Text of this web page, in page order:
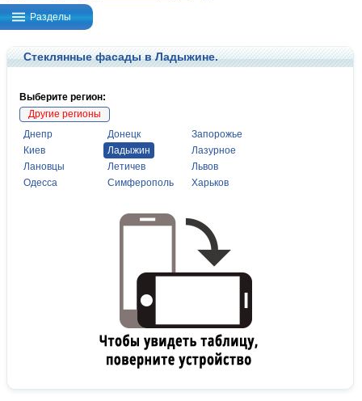
Разделы
Стеклянные фасады в Ладыжине.
Выберите регион:
Другие регионы
Днепр
Донецк
Запорожье
Киев
Ладыжин
Лазурное
Лановцы
Летичев
Львов
Одесса
Симферополь Харьков